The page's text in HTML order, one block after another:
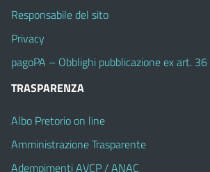
Responsabile del sito
Privacy
pagoPA – Obblighi pubblicazione ex art.
TRASPARENZA
Albo Pretorio on line
Amministrazione Trasparente
Adempimenti AVCP / ANAC